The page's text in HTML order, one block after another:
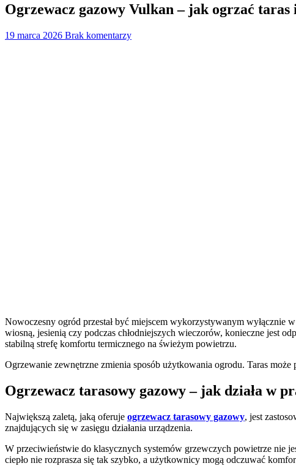
Ogrzewacz gazowy Vulkan – jak ogrzać
19 marca 2026 Brak komentarzy
Nowoczesny ogród przestał być miejscem wykorzystywanym wyłącznie
wiosną, jesienią czy podczas chłodniejszych wieczorów, konieczne jest
stabilną strefę komfortu termicznego na świeżym powietrzu.
Ogrzewanie zewnętrzne zmienia sposób użytkowania ogrodu. Taras
Ogrzewacz tarasowy gazowy – jak działa w
Największą zaletą, jaką oferuje ogrzewacz tarasowy gazowy, jest
znajdujących się w zasięgu działania urządzenia.
W przeciwieństwie do klasycznych systemów grzewczych powietrze nie
ciepło nie rozprasza się tak szybko, a użytkownicy mogą odczuwać